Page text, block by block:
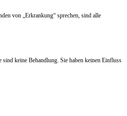
von „Erkrankung“ sprechen, sind alle
keine Behandlung. Sie haben keinen Einfluss